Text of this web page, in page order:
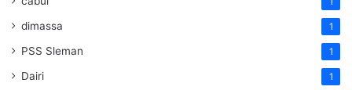
dimassa 1
PSS Sleman 1
Dairi 1